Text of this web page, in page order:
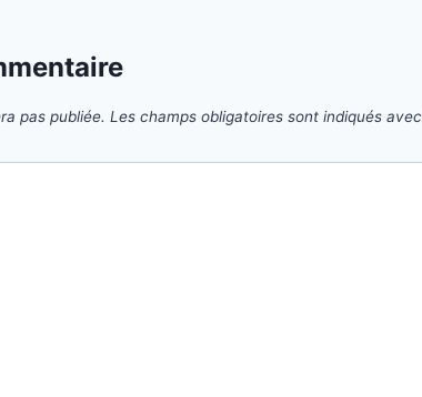
pas publiée. Les champs obligatoires sont indiqués avec